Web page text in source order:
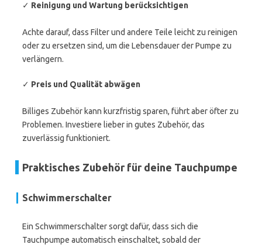
✓ Reinigung und Wartung berücksichtigen
Achte darauf, dass Filter und andere Teile leicht zu reinigen
oder zu ersetzen sind, um die Lebensdauer der Pumpe zu
verlängern.
✓ Preis und Qualität abwägen
Billiges Zubehör kann kurzfristig sparen, führt aber öfter zu
Problemen. Investiere lieber in gutes Zubehör, das
zuverlässig funktioniert.
Praktisches Zubehör für deine Tauchpumpe
Schwimmerschalter
Ein Schwimmerschalter sorgt dafür, dass sich die
Tauchpumpe automatisch einschaltet, sobald der